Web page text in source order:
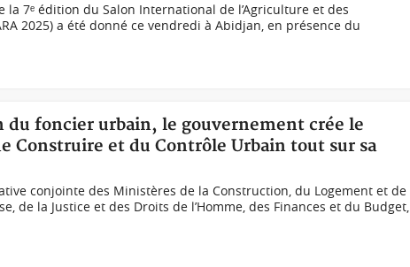
la 7ᵉ édition du Salon International de l’Agriculture et des
2025) a été donné ce vendredi à Abidjan, en présence du
du foncier urbain, le gouvernement crée le
Construire et du Contrôle Urbain tout sur sa
conjointe des Ministères de la Construction, du Logement et de
de la Justice et des Droits de l’Homme, des Finances et du Budget,